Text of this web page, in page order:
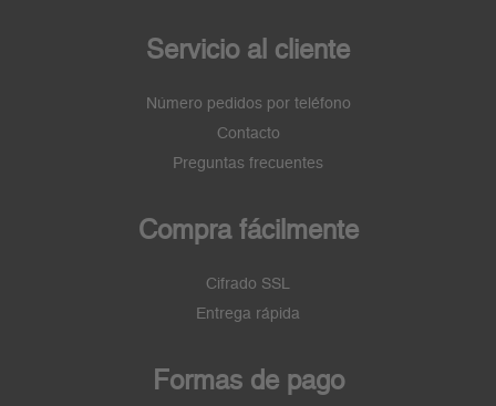
Servicio al cliente
Número pedidos por teléfono
Contacto
Preguntas frecuentes
Compra fácilmente
Cifrado SSL
Entrega rápida
Formas de pago